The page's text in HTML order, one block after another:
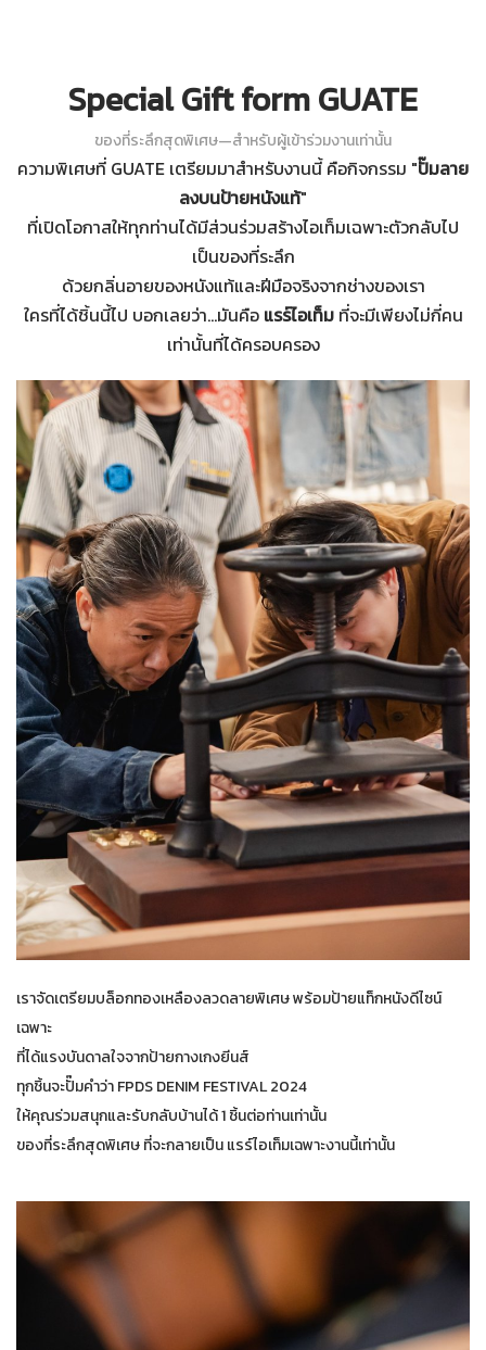
Special Gift form GUATE
ของที่ระลึกสุดพิเศษ—สำหรับผู้เข้าร่วมงานเท่านั้น
ความพิเศษที่ GUATE เตรียมมาสำหรับงานนี้ คือกิจกรรม "ปั๊มลาย
ลงบนป้ายหนังแท้"
ที่เปิดโอกาสให้ทุกท่านได้มีส่วนร่วมสร้างไอเท็มเฉพาะตัวกลับไป
เป็นของที่ระลึก
ด้วยกลิ่นอายของหนังแท้และฝีมือจริงจากช่างของเรา
ใครที่ได้ชิ้นนี้ไป บอกเลยว่า...มันคือ แรร์ไอเท็มที่จะมีเพียงไม่กี่คน
เท่านั้นที่ได้ครอบครอง
เราจัดเตรียมบล็อกทองเหลืองลวดลายพิเศษ พร้อมป้ายแท็กหนังดีไซน์
เฉพาะ
ที่ได้แรงบันดาลใจจากป้ายกางเกงยีนส์
ทุกชิ้นจะปั๊มคำว่า FPDS DENIM FESTIVAL 2024
ให้คุณร่วมสนุกและรับกลับบ้านได้ 1 ชิ้นต่อท่านเท่านั้น
ของที่ระลึกสุดพิเศษ ที่จะกลายเป็น แรร์ไอเท็มเฉพาะงานนี้เท่านั้น